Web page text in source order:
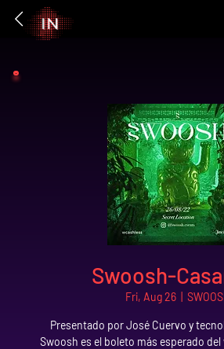
Swoosh-
Fri, Aug 26
  |
Presentado por José Cuervo y
Swoosh es el boleto más esperado del